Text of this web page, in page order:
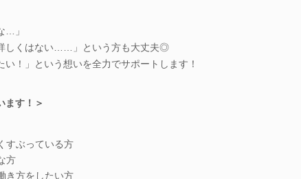
…」
詳しくはない……」という方も大丈夫◎
い！」という想いを全力でサポートします！
ます！＞
すぶっている方
方
き方をしたい方